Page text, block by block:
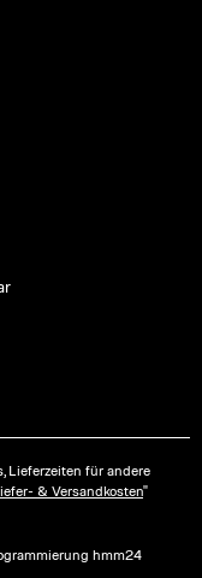
Lieferzeiten für andere
& Versandkosten"
hmm24